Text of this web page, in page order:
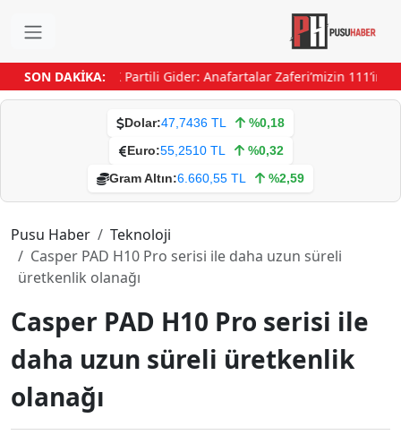
SON DAKİKA:
başladıAK Partili Gider: Anafartalar Zaferi’mizin 111’inci
Dolar:47,7436 TL
%0,18
Euro:55,2510 TL
%0,32
Gram Altın:6.660,55 TL %2,59
Pusu Haber
Teknoloji
Casper PAD H10 Pro serisi ile daha uzun süreli
üretkenlik olanağı
Casper PAD H10 Pro serisi ile
daha uzun süreli üretkenlik
olanağı